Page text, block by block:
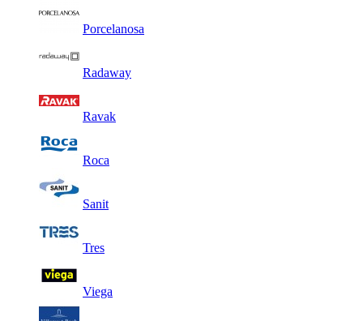
Porcelanosa
Radaway
Ravak
Roca
Sanit
Tres
Viega